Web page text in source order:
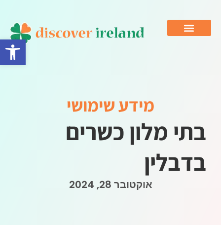
פתח
מידע שימושי
בתי מלון כשרים
בדבלין
אוקטובר 28, 2024